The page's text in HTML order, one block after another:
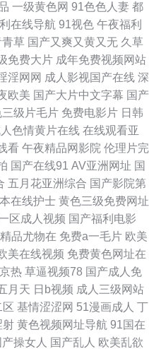
一豆花网页 免费抖阴在线 国产精
8 99久久 成人国产欧美在线观看
日韩中文综合精品 97操碰视频 麻
官网 黄色小网页 人妻欧美在线一
麻豆传媒陈可心 黄色经典免费三
久 黄色超碰高清 久久人人青草97
费 豆花福利姬最新 香蕉视讯 精品
欧洲A级网站 中文AV免费在线观
91清清草视频网 欧美一欧美二欧
黄在线 婷婷日韩中文一区二 91自
一级黄色网 91色色人妻 都
在线导航 91视色 午夜福利
草 国产又爽又黄又无 久草
免费大片 成年免费视频网站
淫网网 成人影视国产在线 深
欧美 国产大片中文字幕 国产
级片毛片 免费电影片 日韩
色情黄片在线 在线观看亚
看 午夜精品网影院 伦理片完
国产在线91 AV亚洲网址 国
五月花亚洲综合 国产影院第
在线护士 黄色三级免费网址
区成人视频 国产福利电影
品尤物在 免费a一毛片 欧美
美在线视频 免费黄色网址在
热 草逼视频78 国产成人免
月天 日b视频 成人三级网站
区 基情涩涩网 51漫画成人 丁
射 黄色视频网址导航 91国在
产操女人 国产乱人 欧美乱欲